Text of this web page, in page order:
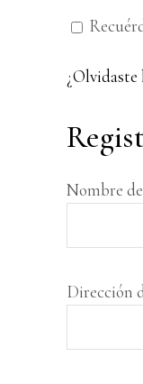
¿Olvidaste
Nombre
Dirección